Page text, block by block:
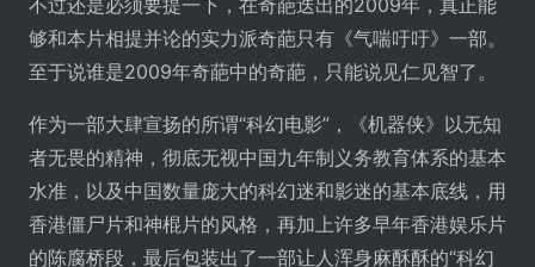
够和本片相提并论的实力派奇葩只有《气喘吁吁》一部。
至于说谁是2009年奇葩中的奇葩，只能说见仁见智了。
作为一部大肆宣扬的所谓“科幻电影”，《机器侠》以无知
者无畏的精神，彻底无视中国九年制义务教育体系的基本
水准，以及中国数量庞大的科幻迷和影迷的基本底线，用
香港僵尸片和神棍片的风格，再加上许多早年香港娱乐片
的陈腐桥段，最后包装出了一部让人浑身麻酥酥的“科幻